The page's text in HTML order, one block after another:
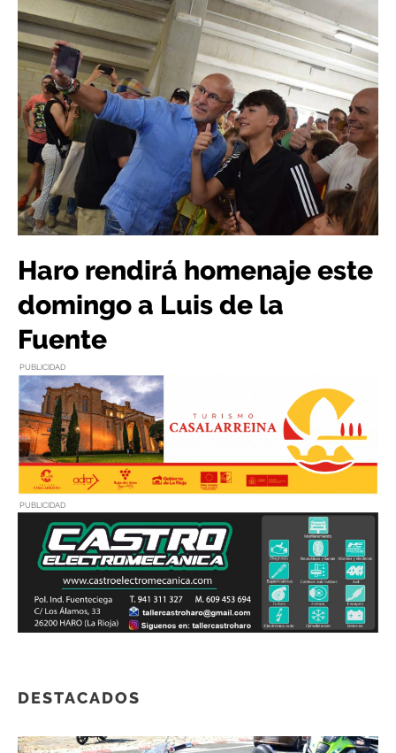
Haro rendirá homenaje este
domingo a Luis de la
Fuente
PUBLICIDAD
PUBLICIDAD
DESTACADOS